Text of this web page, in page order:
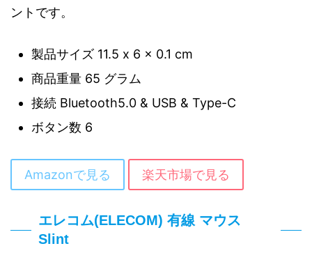
ントです。
製品サイズ ‎11.5 x 6 x 0.1 cm
商品重量 ‎65 グラム
接続 Bluetooth5.0 & USB & Type-C
ボタン数 6
Amazonで見る 楽天市場で見る
エレコム(ELECOM) 有線 マウス
Slint